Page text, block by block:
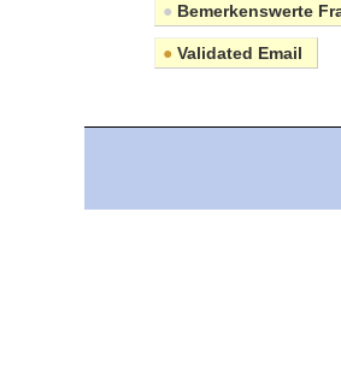
● Bemerkenswerte
● Validated Email